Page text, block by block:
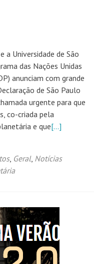
a Universidade de São
das Nações Unidas
anunciam com grande
de São Paulo
urgente para que
co-criada pela
e que[…]
, Geral, Notícias